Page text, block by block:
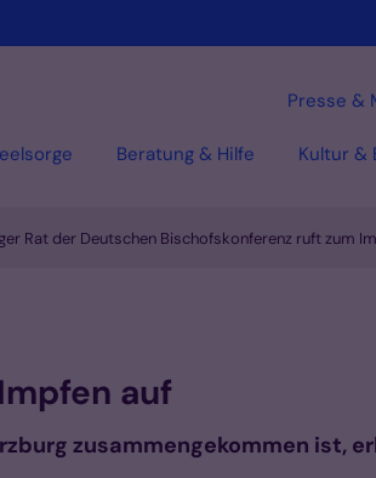
Beratung & Hilfe Kultur &
Presse &
Rat der Deutschen Bischofskonferenz ruft zum
auf
zusammengekommen ist,